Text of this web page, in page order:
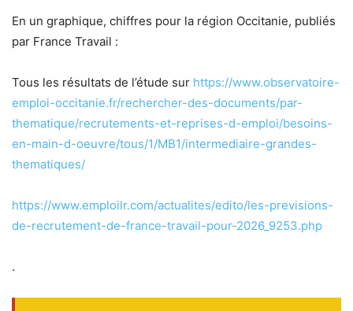
En un graphique, chiffres pour la région Occitanie, publiés
par France Travail :
Tous les résultats de l’étude sur https://www.observatoire-
emploi-occitanie.fr/rechercher-des-documents/par-
thematique/recrutements-et-reprises-d-emploi/besoins-
en-main-d-oeuvre/tous/1/MB1/intermediaire-grandes-
thematiques/
https://www.emploilr.com/actualites/edito/les-previsions-
de-recrutement-de-france-travail-pour-2026_9253.php
.